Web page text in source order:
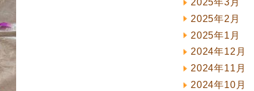
2025年3月
2025年2月
2025年1月
2024年12月
2024年11月
2024年10月